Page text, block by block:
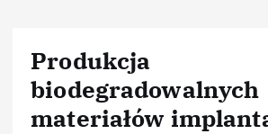
Produkcja
biodegradowalnych
materiałów